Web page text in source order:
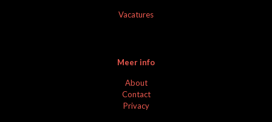
Vacatures
Meer info
About
Contact
Privacy